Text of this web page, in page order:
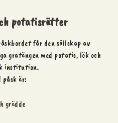
potatisrätter
får den sällskap av
gratängen med potatis, lök och
institution.
är:
grädde